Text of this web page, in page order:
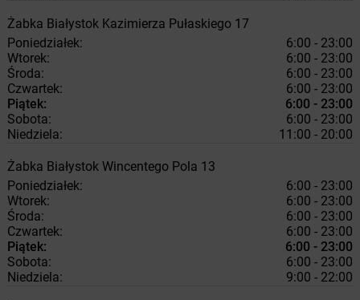
Żabka Białystok Kazimierza Pułaskiego 17
Poniedziałek:
6:00 - 23:00
Wtorek:
6:00 - 23:00
Środa:
6:00 - 23:00
Czwartek:
6:00 - 23:00
Piątek:
6:00 - 23:00
Sobota:
6:00 - 23:00
Niedziela:
11:00 - 20:00
Żabka Białystok Wincentego Pola 13
Poniedziałek:
6:00 - 23:00
Wtorek:
6:00 - 23:00
Środa:
6:00 - 23:00
Czwartek:
6:00 - 23:00
Piątek:
6:00 - 23:00
Sobota:
6:00 - 23:00
Niedziela:
9:00 - 22:00